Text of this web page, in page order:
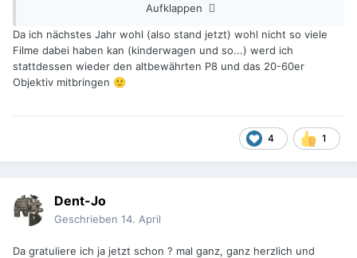
Aber von dem oben geschilderten Vorfall habe ich nichts
Aufklappen
Da ich nächstes Jahr wohl (also stand jetzt) wohl nicht so viele
Filme dabei haben kan (kinderwagen und so...) werd ich
stattdessen wieder den altbewährten P8 und das 20-60er
Objektiv mitbringen 🙂
4 1
Dent-Jo
Geschrieben 14. April
Da gratuliere ich ja jetzt schon ? mal ganz, ganz herzlich und